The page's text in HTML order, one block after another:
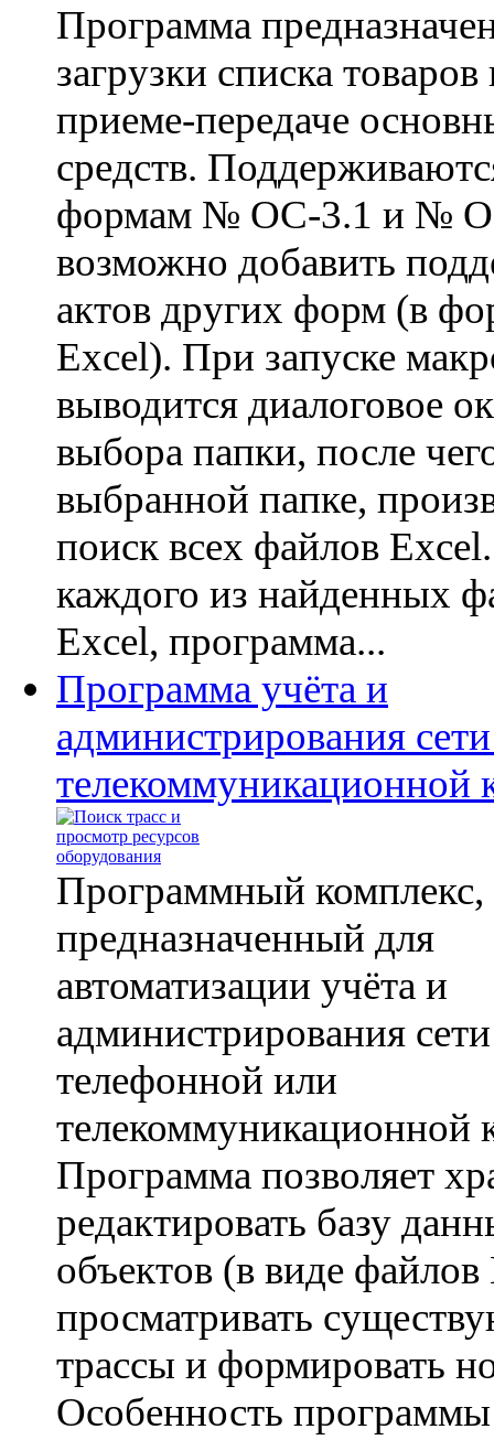
Программа
загрузки списка товаров
приеме-передаче
средств.
формам № ОС-3.1 и №
возможно добавить
актов других форм (в
Excel). При запуске
выводится диалоговое
выбора папки, после
выбранной папке,
поиск всех файлов
каждого из найденных
Excel, программа...
Программа учёта и
администрирования
телекоммуникационной
Программный комплекс,
предназначенный для
автоматизации учёта и
администрирования
телефонной или
телекоммуникационной
Программа позволяет
редактировать базу
объектов (в виде
просматривать
трассы и формировать
Особенность